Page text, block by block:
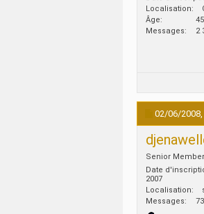
Localisation
Âge
45
Messages
2
02/06/2008,
Senior Member
Date
2007
Localisation
Messages